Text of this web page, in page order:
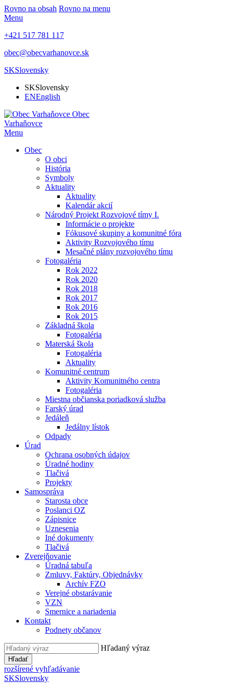
Rovno na obsah Rovno na menu
Menu
+421 517 781 117
obec@obecvarhanovce.sk
SKSlovensky
SKSlovensky
ENEnglish
Obec
Varhaňovce
Menu
Obec
O obci
História
Symboly
Aktuality
Aktuality
Kalendár akcií
Národný Projekt Rozvojové tímy I.
Informácie o projekte
Fókusové skupiny a komunitné fóra
Aktivity Rozvojového tímu
Mesačné plány rozvojového tímu
Fotogaléria
Rok 2022
Rok 2020
Rok 2018
Rok 2017
Rok 2016
Rok 2015
Základná škola
Fotogaléria
Materská škola
Fotogaléria
Aktuality
Komunitné centrum
Aktivity Komunitného centra
Fotogaléria
Miestna občianska poriadková služba
Farský úrad
Jedáleň
Jedálny lístok
Odpady
Úrad
Ochrana osobných údajov
Úradné hodiny
Tlačivá
Projekty
Samospráva
Starosta obce
Poslanci OZ
Zápisnice
Uznesenia
Iné dokumenty
Tlačivá
Zverejňovanie
Úradná tabuľa
Zmluvy, Faktúry, Objednávky
Archív FZO
Verejné obstarávanie
VZN
Smernice a nariadenia
Kontakt
Podnety občanov
Hľadaný výraz
Hľadať
rozšírené vyhľadávanie
SKSlovensky